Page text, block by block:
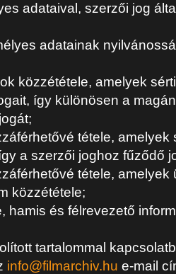
adataival, szerzői jog
adatainak
közzététele, amelyek
így különösen a
tétele, amelyek
a szerzői joghoz fűződő
tétele, amelyek
közzététele;
hamis és félrevezető
tartalommal
info@filmarchiv.hu e-mail